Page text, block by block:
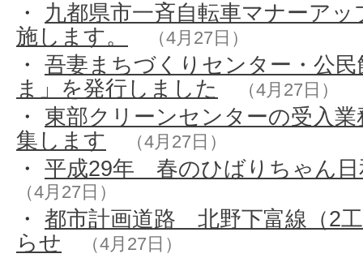
・ 九都県市一斉自転車マナーアッ
施します。
（4月27日）
・ 吾妻まちづくりセンター・公
ま」を発行しました
（4月27日）
・ 東部クリーンセンターの受入
集します
（4月27日）
・ 平成29年 春のひばりちゃん日
（4月27日）
・ 都市計画道路 北野下富線（2
らせ
（4月27日）